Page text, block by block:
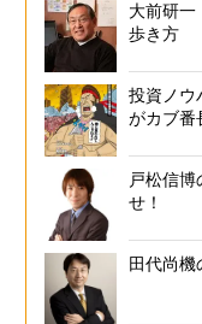
大前研一
歩き方
投資ノウ
がカブ番
戸松信
せ！
田代尚機